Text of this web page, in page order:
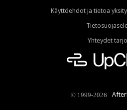
Käyttöehdot ja tietoa
Yhteydet
© 1999-2026